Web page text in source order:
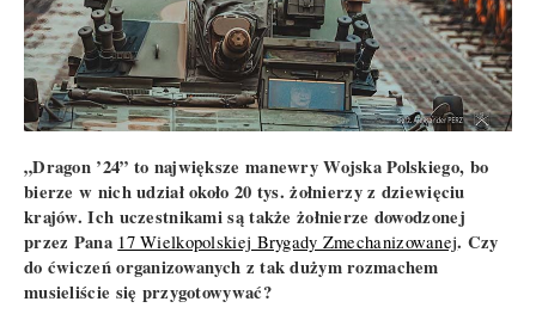
„Dragon ’24” to największe manewry Wojska Polskiego, bo
bierze w nich udział około 20 tys. żołnierzy z dziewięciu
krajów. Ich uczestnikami są także żołnierze dowodzonej
przez Pana 17 Wielkopolskiej Brygady Zmechanizowanej. Czy
do ćwiczeń organizowanych z tak dużym rozmachem
musieliście się przygotowywać?